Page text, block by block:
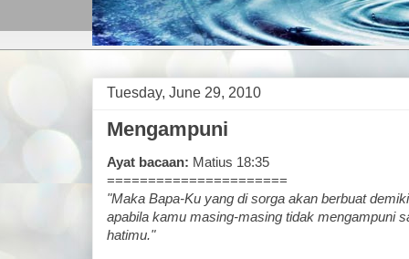
Tuesday, June 29, 2010
Mengampuni
Ayat bacaan: Matius 18:35
======================
"Maka Bapa-Ku yang di sorga akan berbuat
apabila kamu masing-masing tidak mengampuni
hatimu."